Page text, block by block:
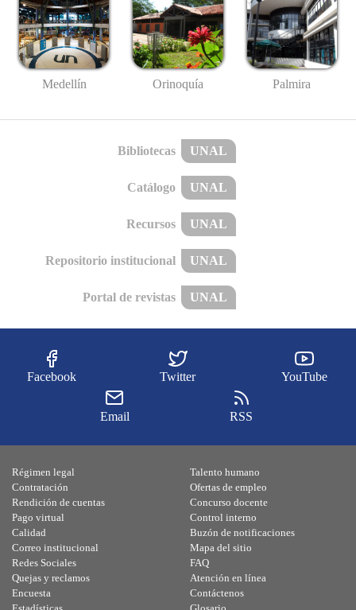
Medellín Orinoquía Palmira
Bibliotecas UNAL
Catálogo UNAL
Recursos UNAL
Repositorio institucional UNAL
Portal de revistas UNAL
Facebook Twitter YouTube
Email RSS
Régimen legal
Contratación
Rendición de cuentas
Pago virtual
Calidad
Talento humano
Ofertas de empleo
Concurso docente
Control interno
Buzón de notificaciones
Correo institucional
Redes Sociales
Quejas y reclamos
Encuesta
Mapa del sitio
FAQ
Atención en línea
Contáctenos